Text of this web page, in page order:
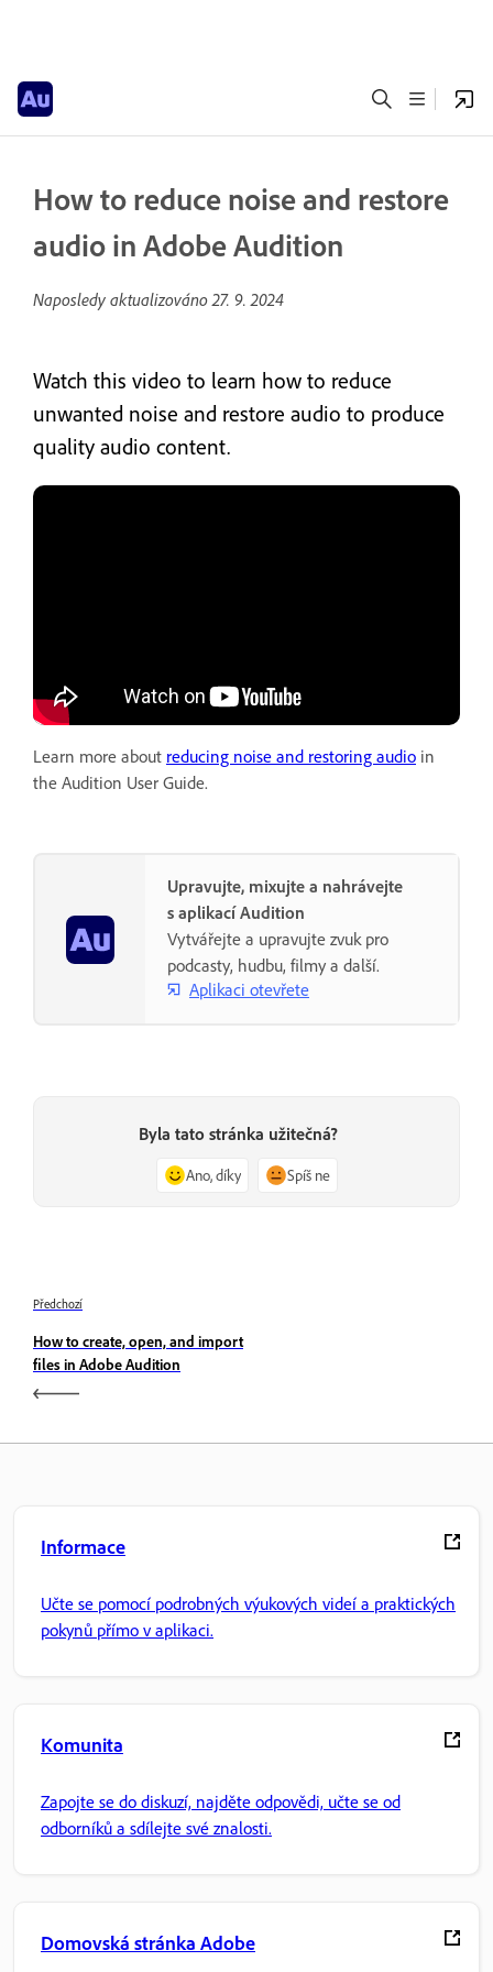
How to reduce noise and restore
audio in Adobe Audition
Naposledy aktualizováno27. 9. 2024
Watch this video to learn how to reduce
unwanted noise and restore audio to produce
quality audio content.
Learn more about reducing noise and restoring audio in
the Audition User Guide.
Upravujte, mixujte a nahrávejte
s aplikací Audition
Vytvářejte a upravujte zvuk pro
podcasty, hudbu, filmy a další.
Aplikaci otevřete
Byla tato stránka užitečná?
Ano, díky Spíš ne
Předchozí
How to create, open, and import
files in Adobe Audition
Informace
Učte se pomocí podrobných výukových videí a praktických
pokynů přímo v aplikaci.
Komunita
Zapojte se do diskuzí, najděte odpovědi, učte se od
odborníků a sdílejte své znalosti.
Domovská stránka Adobe